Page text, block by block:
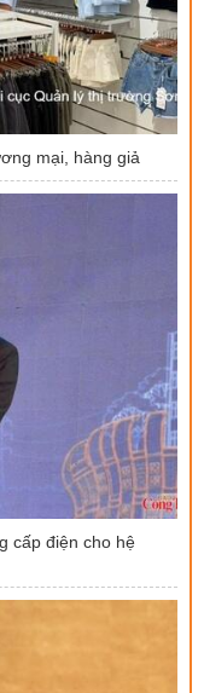
mại, hàng giả
cấp điện cho hệ